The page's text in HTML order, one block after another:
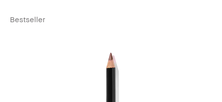
Bestseller